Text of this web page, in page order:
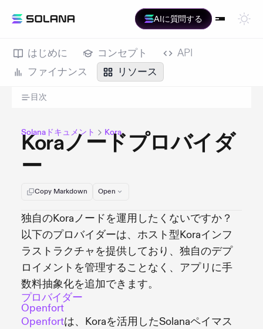
AIに質問する
はじめに コンセプト
API
ファイナンス
リソース
目次
Solanaドキュメント Kora
Koraノードプロバイダ
ー
Copy Markdown Open
独自のKoraノードを運用したくないですか？
以下のプロバイダーは、ホスト型Koraインフ
ラストラクチャを提供しており、独自のデプ
ロイメントを管理することなく、アプリに手
数料抽象化を追加できます。
プロバイダー
Openfort
Openfortは、Koraを活用したSolanaペイマス